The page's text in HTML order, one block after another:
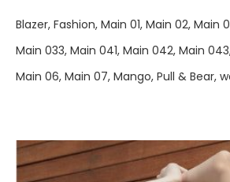
Blazer Fashion Main 01 Main 02 Main
Main 033 Main 041 Main 042 Main 043
Main 06 Main 07 Mango Pull & Bear